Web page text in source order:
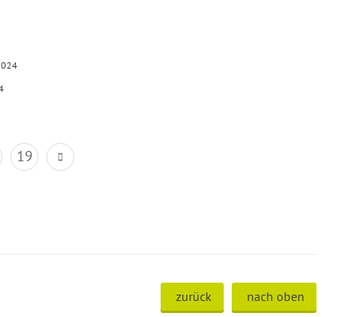
19
zurück nach oben